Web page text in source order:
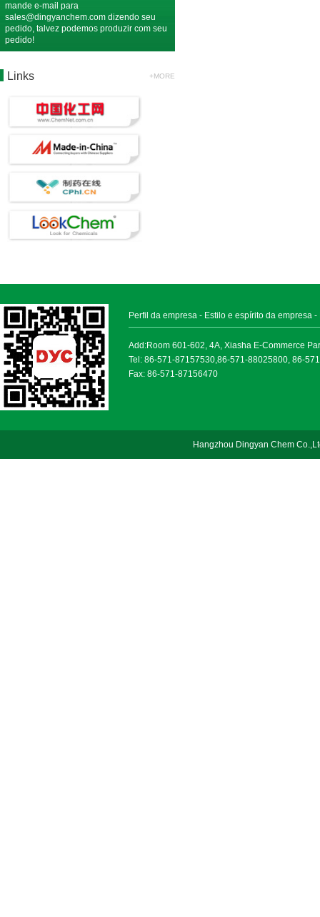
mande e-mail para
sales@dingyanchem.com dizendo seu
pedido, talvez podemos produzir com seu
pedido!
Links +MORE
Perfil da empresa - Estilo e espírito da empresa -
Add:Room 601-602, 4A, Xiasha E-Commerce
Tel: 86-571-87157530,86-571-88025800, 86-
Fax: 86-571-87156470
Hangzhou Dingyan Chem